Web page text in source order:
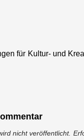
für Kultur- und
nicht veröffentlicht.